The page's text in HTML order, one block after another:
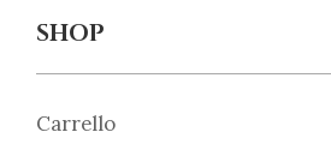
SHOP
Carrello